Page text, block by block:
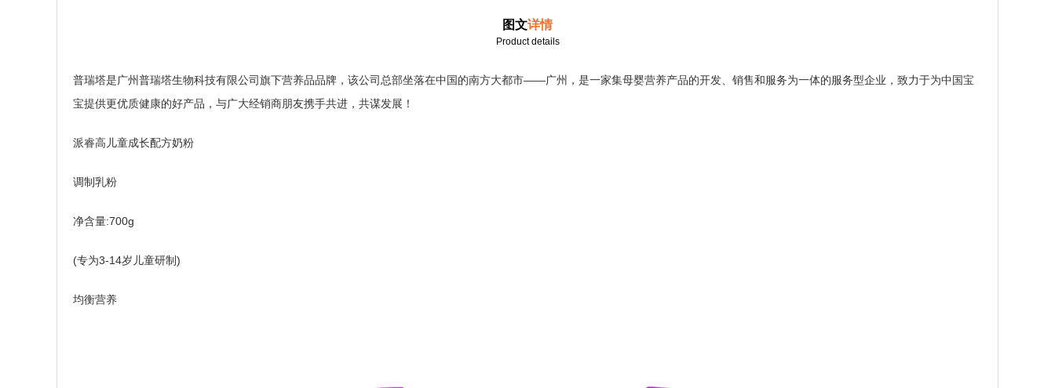
图文详情
Product details
普瑞塔是广州普瑞塔生物科技有限公司旗下营养品品牌，该公司总部坐落在中国的南方大都市——广州，是一家集母婴营养产品的开发、销售和服务为一体的服务型企业，致力于为中国宝
宝提供更优质健康的好产品，与广大经销商朋友携手共进，共谋发展！
派睿高儿童成长配方奶粉
调制乳粉
净含量:700g
(专为3-14岁儿童研制)
均衡营养